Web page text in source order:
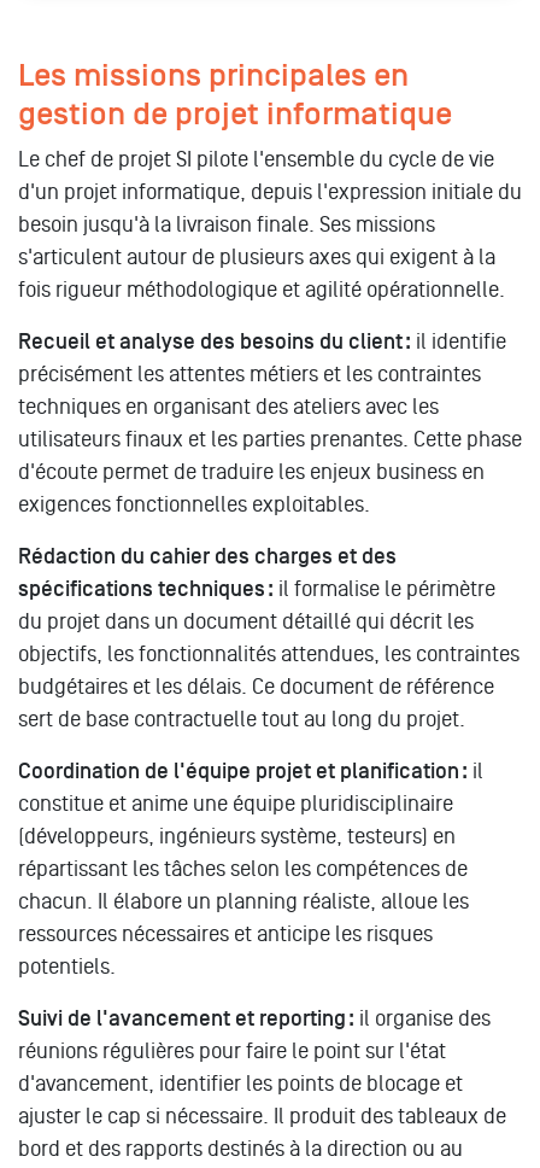
Les missions principales en
gestion de projet informatique
Le chef de projet SI pilote l'ensemble du cycle de vie
d'un projet informatique, depuis l'expression initiale du
besoin jusqu'à la livraison finale. Ses missions
s'articulent autour de plusieurs axes qui exigent à la
fois rigueur méthodologique et agilité opérationnelle.
Recueil et analyse des besoins du client : il identifie
précisément les attentes métiers et les contraintes
techniques en organisant des ateliers avec les
utilisateurs finaux et les parties prenantes. Cette phase
d'écoute permet de traduire les enjeux business en
exigences fonctionnelles exploitables.
Rédaction du cahier des charges et des
spécifications techniques : il formalise le périmètre
du projet dans un document détaillé qui décrit les
objectifs, les fonctionnalités attendues, les contraintes
budgétaires et les délais. Ce document de référence
sert de base contractuelle tout au long du projet.
Coordination de l'équipe projet et planification : il
constitue et anime une équipe pluridisciplinaire
(développeurs, ingénieurs système, testeurs) en
répartissant les tâches selon les compétences de
chacun. Il élabore un planning réaliste, alloue les
ressources nécessaires et anticipe les risques
potentiels.
Suivi de l'avancement et reporting : il organise des
réunions régulières pour faire le point sur l'état
d'avancement, identifier les points de blocage et
ajuster le cap si nécessaire. Il produit des tableaux de
bord et des rapports destinés à la direction ou au